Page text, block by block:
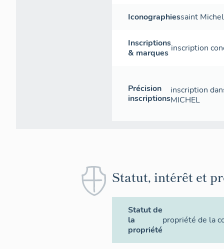
Iconographiessaint
Inscriptions
& marques inscription
Précision
inscriptions
inscription
MICHEL
Statut, intérêt et
Statut de
la
propriété
propriété de la